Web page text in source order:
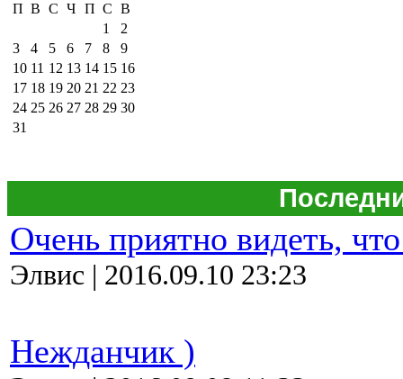
П В С Ч П С В
1
2
3
4 5 6 7 8
9
10 11 12 13 14 15 16
17 18 19 20 21 22 23
24 25 26 27 28 29 30
31
Очень приятно видеть,
Элвис | 2016.09.10 23:23
Нежданчик )